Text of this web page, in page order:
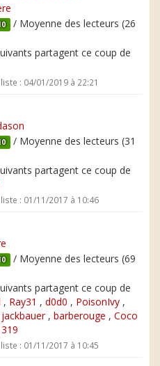
/ Moyenne des lecteurs (26
partagent ce coup de
: 04/01/2019 à 22:21
/ Moyenne des lecteurs (31
partagent ce coup de
: 01/11/2017 à 10:46
/ Moyenne des lecteurs (69
partagent ce coup de
, Ray31 , d0d0 , PoisonIvy ,
jackbauer, barberouge , Coco
: 01/11/2017 à 10:45